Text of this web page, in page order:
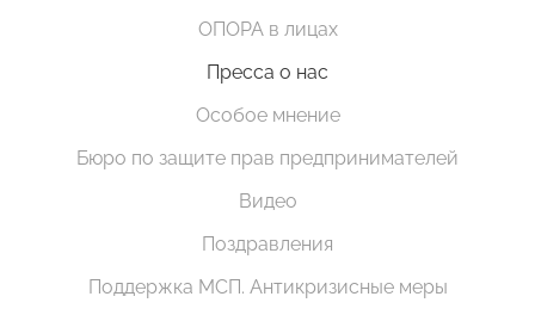
ОПОРА в лицах
Пресса о нас
Особое мнение
Бюро по защите прав предпринимателей
Видео
Поздравления
Поддержка МСП. Антикризисные меры